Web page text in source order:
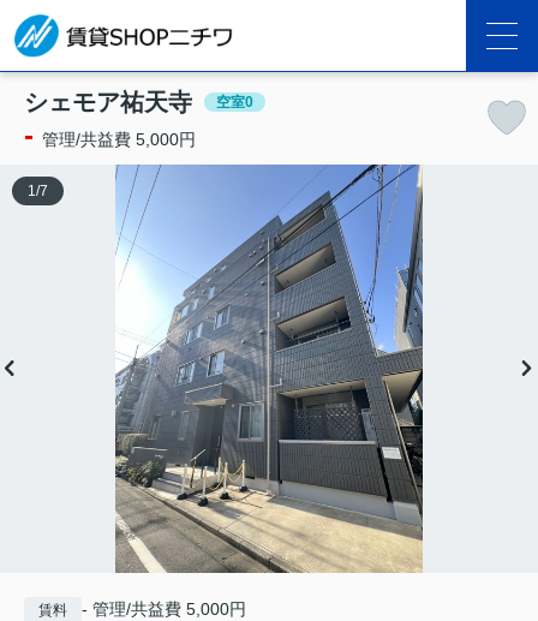
シェモア祐天寺 空室0
- 管理/共益費 5,000円
1 /7
賃料 - 管理/共益費 5,000円